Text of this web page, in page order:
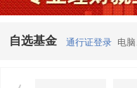
东吴动力
自选基金 通行证登录 电